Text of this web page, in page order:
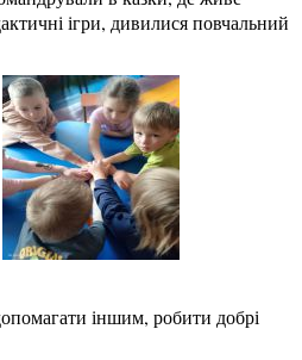
ігри, дивилися повчальний
іншим, робити добрі